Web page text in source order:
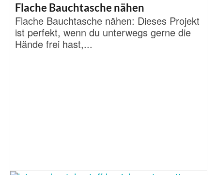
Flache Bauchtasche nähen
Flache Bauchtasche nähen: Dieses Projekt
ist perfekt, wenn du unterwegs gerne die
Hände frei hast,...